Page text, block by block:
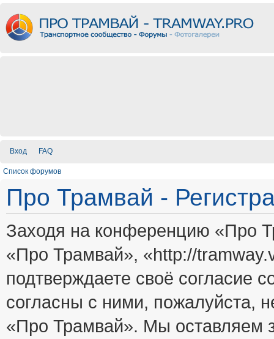
Вход FAQ
Список форумов
Про Трамвай -
Заходя на конференцию «Про
«Про Трамвай», «http://
подтверждаете своё
согласны с ними, пожалуйста,
«Про Трамвай». Мы оставляем